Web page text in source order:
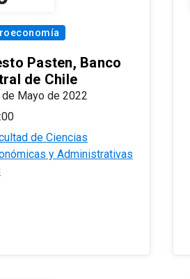
Pasten, Banco
de Chile
Mayo de 2022
de Ciencias
y Administrativas